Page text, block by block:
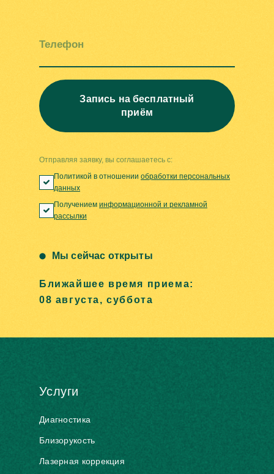
Телефон
Запись на бесплатный
приём
Отправляя заявку, вы соглашаетесь с:
Политикой в отношении обработки персональных
данных
Получением информационной и рекламной
рассылки
Мы сейчас открыты
Ближайшее время приема:
08 августа, суббота
Услуги
Диагностика
Близорукость
Лазерная коррекция